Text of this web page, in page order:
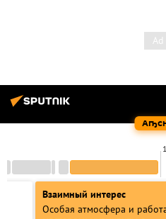
Взаимный интерес
Особая атмосфера и